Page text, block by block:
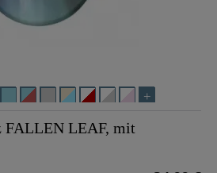
FALLEN LEAF, mit